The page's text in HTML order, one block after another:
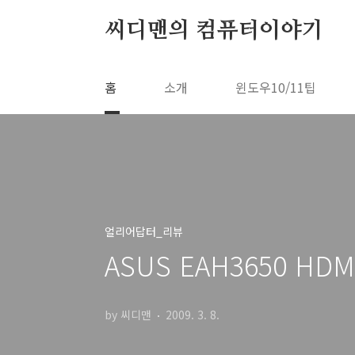
씨디맨의 컴퓨터이야기
홈 소개 윈도우10/11팁
얼리어답터_리뷰
ASUS EAH3650
by 씨디맨 2009. 3. 8.